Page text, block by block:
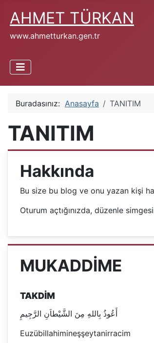
AHMET TÜRKAN
www.ahmetturkan.gen.tr
Buradasınız: Anasayfa TANITIM
TANITIM
Hakkında
Bu size bu blog ve onu yazan kişi
Oturum açtığınızda, düzenle
MUKADDİME
TAKDİM
أَعُوذُ بِاللهِ مِنَ الشَّيْطاَنِ الرَّجِيمِ
Euzübillahimineşşeytanirracim